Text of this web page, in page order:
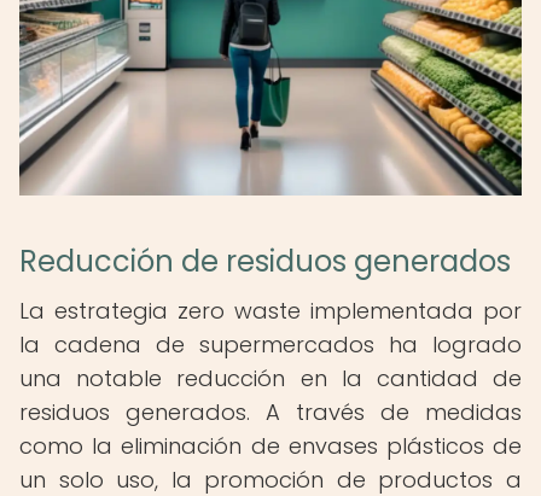
Reducción de residuos generados
La estrategia zero waste implementada por
la cadena de supermercados ha logrado
una notable reducción en la cantidad de
residuos generados. A través de medidas
como la eliminación de envases plásticos de
un solo uso, la promoción de productos a